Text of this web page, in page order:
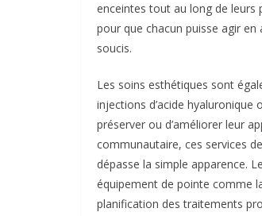
enceintes tout au long de leurs
pour que chacun puisse agir
soucis.
Les soins esthétiques sont
injections d’acide
préserver ou d’améliorer leur
communautaire, ces services
dépasse la simple apparence.
équipement de pointe comme
planification des traitements